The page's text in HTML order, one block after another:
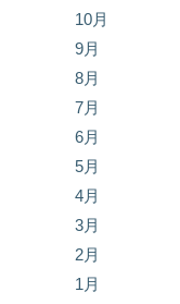
10月
9月
8月
7月
6月
5月
4月
3月
2月
1月